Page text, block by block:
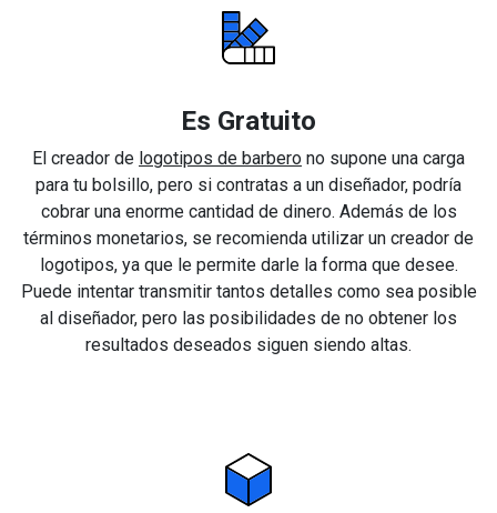
Es Gratuito
El creador de logotipos de barbero no supone una carga
para tu bolsillo, pero si contratas a un diseñador, podría
cobrar una enorme cantidad de dinero. Además de los
términos monetarios, se recomienda utilizar un creador de
logotipos, ya que le permite darle la forma que desee.
Puede intentar transmitir tantos detalles como sea posible
al diseñador, pero las posibilidades de no obtener los
resultados deseados siguen siendo altas.